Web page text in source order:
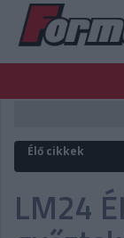
FORMULA
PODCAST
Élő cikkek
LM24